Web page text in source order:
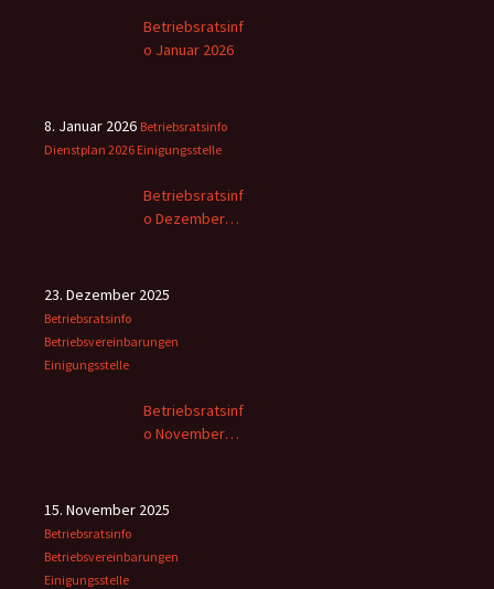
Betriebsratsinf
o Januar 2026
8. Januar 2026 Betriebsratsinfo
Dienstplan 2026 Einigungsstelle
Betriebsratsinf
o Dezember
23. Dezember 2025
Betriebsratsinfo
Betriebsvereinbarungen
Einigungsstelle
Betriebsratsinf
o November
15. November 2025
Betriebsratsinfo
Betriebsvereinbarungen
Einigungsstelle